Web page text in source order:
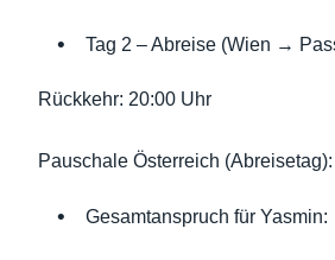
Tag 2 – Abreise (Wien →
Rückkehr: 20:00 Uhr
Pauschale Österreich
Gesamtanspruch für Yasmin: